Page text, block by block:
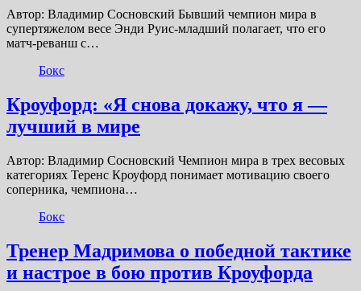
Автор: Владимир Сосновский Бывший чемпион мира в
супертяжелом весе Энди Руис-младший полагает, что его
матч-реванш с…
Бокс
Кроуфорд: «Я снова докажу, что я —
лучший в мире
Автор: Владимир Сосновский Чемпион мира в трех весовых
категориях Теренс Кроуфорд понимает мотивацию своего
соперника, чемпиона…
Бокс
Тренер Мадримова о победной тактике
и настрое в бою против Кроуфорда